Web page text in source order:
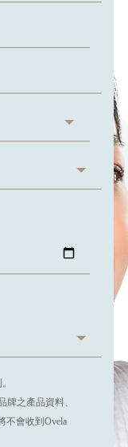
牌之產品資料、
不會收到Ovela